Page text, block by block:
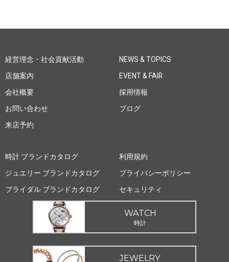
経営理念・社会貢献活動
店舗案内
会社概要
お問い合わせ
来店予約
NEWS & TOPICS
EVENT & FAIR
採用情報
ブログ
時計 ブランドカタログ
ジュエリー ブランドカタログ
ブライダル ブランドカタログ
利用規約
プライバシーポリシー
セキュリティ
WATCH
時計
JEWELRY